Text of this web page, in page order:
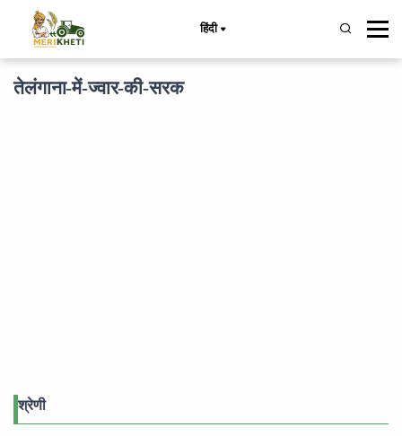
हिंदी
तेलंगाना-में-ज्वार-की-सरक
श्रेणी